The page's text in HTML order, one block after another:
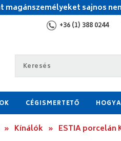
magánszemélyeket sajnos
+36 (1) 388 0244
CÉGISMERTETŐ
» Kínálók » ESTIA porcelán